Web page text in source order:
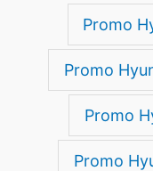
Promo
Promo
Promo
Promo